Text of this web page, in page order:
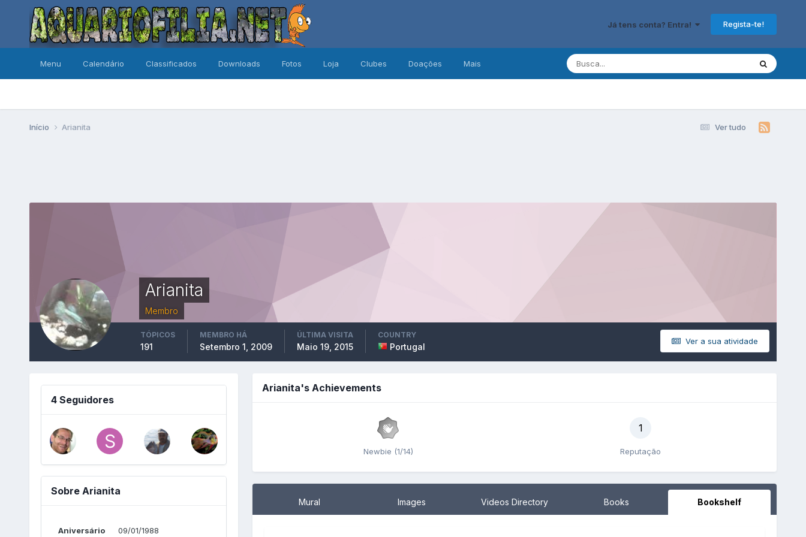
Já tens conta? Entra! Regista-te!
Menu Calendário Classificados Downloads Fotos Loja Clubes Doações Mais
Ver tudo
Início Arianita
Arianita
Membro
Ver a sua atividade
TÓPICOS
191
MEMBRO HÁ
Setembro 1, 2009
ÚLTIMA VISITA
Maio 19, 2015
COUNTRY
Portugal
4 Seguidores
Sobre Arianita
Aniversário 09/01/1988
Arianita's Achievements
Newbie (1/14)
1
Reputação
Mural Images Videos Directory Books Bookshelf